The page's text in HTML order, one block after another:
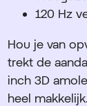
120 Hz
Hou je van
trekt de
inch 3D
heel